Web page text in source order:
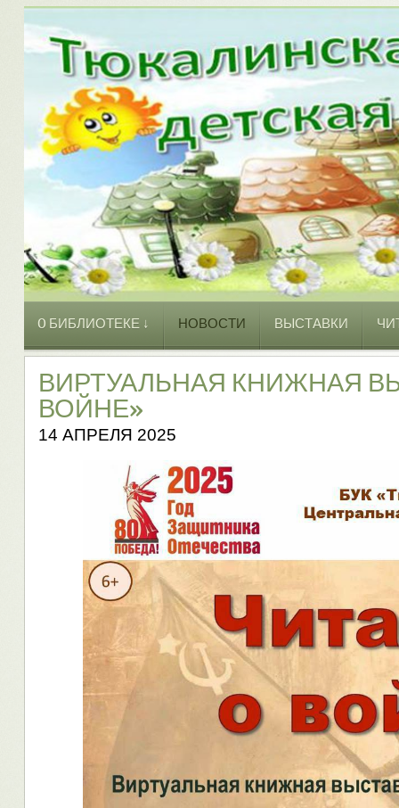
O БИБЛИОТЕКЕ ↓ НОВОСТИ ВЫСТАВКИ
ВИРТУАЛЬНАЯ КНИЖНАЯ
ВОЙНЕ»
14 АПРЕЛЯ 2025